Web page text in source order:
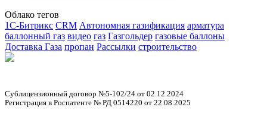
Облако тегов
1С-Битрикс CRM Автономная газификация арматура
баллонный газ видео газ Газгольдер газовые баллоны
Доставка Газа пропан Рассылки строительство
Сублицензионный договор №5-102/24 от 02.12.2024
Регистрация в Роспатенте № РД 0514220 от 22.08.2025